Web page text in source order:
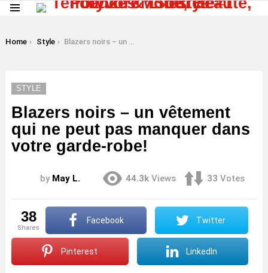
You are here:
Home Style Blazers noirs – un vêtement qui ne peut pas manquer dans votre garde-robe!
STYLE
Blazers noirs – un vêtement
qui ne peut pas manquer dans
votre garde-robe!
by May L. 44.3k Views 33 Votes
38
shares
Facebook Twitter
Pinterest LinkedIn